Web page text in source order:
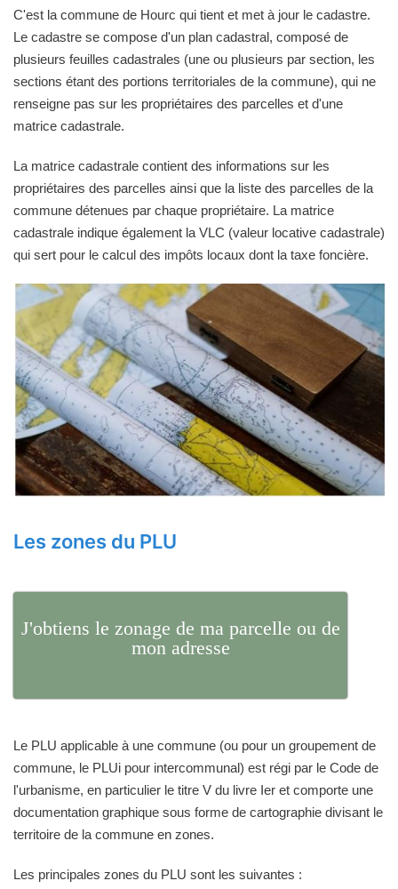
C'est la commune de Hourc qui tient et met à jour le cadastre.
Le cadastre se compose d'un plan cadastral, composé de
plusieurs feuilles cadastrales (une ou plusieurs par section, les
sections étant des portions territoriales de la commune), qui ne
renseigne pas sur les propriétaires des parcelles et d'une
matrice cadastrale.
La matrice cadastrale contient des informations sur les
propriétaires des parcelles ainsi que la liste des parcelles de la
commune détenues par chaque propriétaire. La matrice
cadastrale indique également la VLC (valeur locative cadastrale)
qui sert pour le calcul des impôts locaux dont la taxe foncière.
Les zones du PLU
J'obtiens le zonage de ma parcelle ou de
mon adresse
Le PLU applicable à une commune (ou pour un groupement de
commune, le PLUi pour intercommunal) est régi par le Code de
l'urbanisme, en particulier le titre V du livre Ier et comporte une
documentation graphique sous forme de cartographie divisant le
territoire de la commune en zones.
Les principales zones du PLU sont les suivantes :